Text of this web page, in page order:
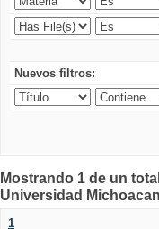
Nuevos filtros:
Mostrando 1 de un
Universidad
1